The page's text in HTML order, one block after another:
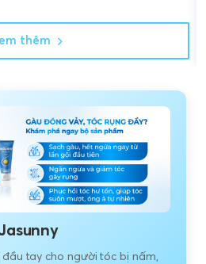
thêm
đầu tay cho người tóc bị nấm,